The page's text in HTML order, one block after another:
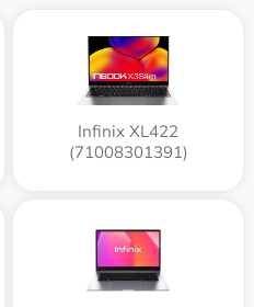
Infinix XL422
(71008301391)